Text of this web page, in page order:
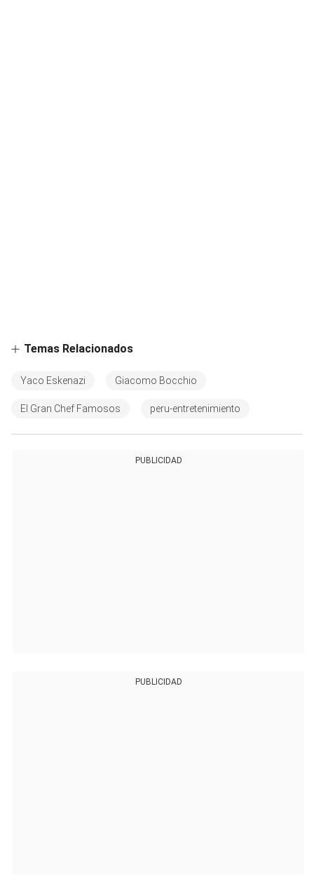
Temas Relacionados
Yaco Eskenazi Giacomo Bocchio
El Gran Chef Famosos peru-entretenimiento
PUBLICIDAD
PUBLICIDAD